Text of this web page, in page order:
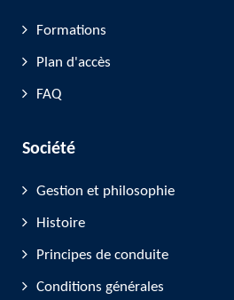
Formations
Plan d'accès
FAQ
Société
Gestion et philosophie
Histoire
Principes de conduite
Conditions générales